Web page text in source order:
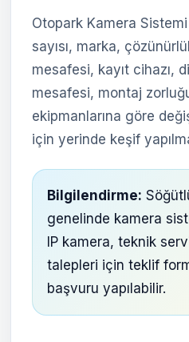
Otopark Kamera
sayısı, marka,
mesafesi, kayıt cihazı,
mesafesi, montaj
ekipmanlarına göre
için yerinde keşif
Bilgilendirme:
genelinde kamera
IP kamera, teknik
talepleri için teklif
başvuru yapılabilir.